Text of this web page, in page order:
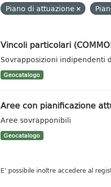
Piano di attuazione
Vincoli particolari
Sovrapposizioni indipendenti
Geocatalogo
Aree con pianificazione
Aree sovrapponibili
Geocatalogo
E' possibile inoltre accedere al